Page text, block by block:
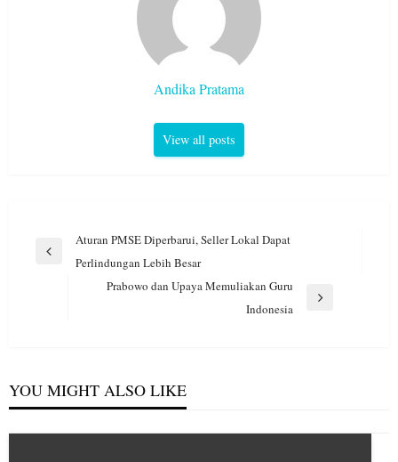
Andika Pratama
View all posts
Navigasi
pos
Previous
Aturan PMSE Diperbarui, Seller Lokal Dapat
Perlindungan Lebih Besar
Prabowo dan Upaya Memuliakan Guru
Indonesia
YOU MIGHT ALSO LIKE